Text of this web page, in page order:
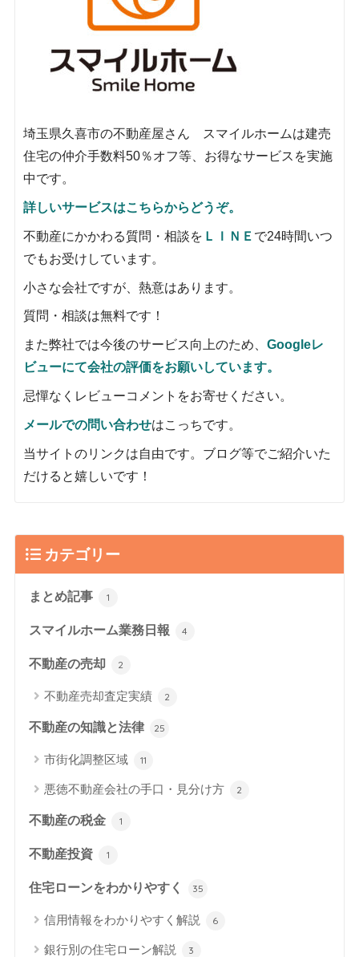
埼玉県久喜市の不動産屋さん スマイルホームは建売
住宅の仲介手数料50％オフ等、お得なサービスを実施
中です。
詳しいサービスはこちらからどうぞ。
不動産にかかわる質問・相談を ＬＩＮＥ で24時間いつ
でもお受けしています。
小さな会社ですが、熱意はあります。
質問・相談は無料です！
また弊社では今後のサービス向上のため、 Googleレ
ビューにて会社の評価をお願いしています。
忌憚なくレビューコメントをお寄せください。
メールでの問い合わせはこっちです。
当サイトのリンクは自由です。ブログ等でご紹介いた
だけると嬉しいです！
カテゴリー
まとめ記事 1
スマイルホーム業務日報 4
不動産の売却 2
不動産売却査定実績 2
不動産の知識と法律 25
市街化調整区域 11
悪徳不動産会社の手口・見分け方 2
不動産の税金 1
不動産投資 1
住宅ローンをわかりやすく 35
信用情報をわかりやすく解説 6
銀行別の住宅ローン解説 3